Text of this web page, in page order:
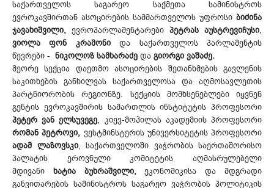
საქართველოს საგარეო საქმეთა სამინისტროს
ევროკავშირთან ასოცირების სამმართველოს უფროსი ბიძინა
ჯავახიშვილი, ევროპარლამენტარები პეტრას აუსტრევიჩუსი,
ვიოლა ფონ კრამონიდა საქართველოს პარლამენტის
წევრები - ნიკოლოზ სამხარაძე და გიორგი ვაშაძე.
მეორე სექცია დაეთმო ასოცირების შეთანხმების გავლენის
საკითხების განხილვას საქართველოსა და აღმოსავლეთის
პარტნიორობის რეგიონზე. სექციის მომხსენებლები იყვნენ
გენტის ევროკავშირის სამართლის ინსტიტუტის პროფესორი
პეტერ ვან ელსუვეგე, კიევ-მოჰილას აკადემიის პროფესორი
რომან პეტროვი, ვესტმინსტერის უნივერსიტეტის პროფესორი
ადამ ლაზოვსკი, საქართველოში ვაჭრობის საერთაშორისო
პალატის ეროვნული კომიტეტის აღმასრულებელი
მდივანი ხატია ბუხრაშვილი,ეკონომიკისა და მდგრადი
განვითარების სამინისტროს საგარეო ვაჭრობის პოლიტიკის